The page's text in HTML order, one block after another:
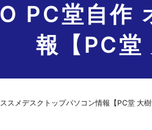
PC堂自
報【PC堂
スメデスクトップパソコン情報【PC堂 大樹